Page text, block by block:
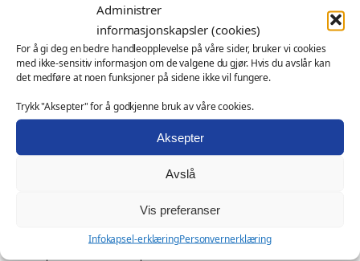
Administrer
informasjonskapsler (cookies)
For å gi deg en bedre handleopplevelse på våre sider, bruker vi cookies
med ikke-sensitiv informasjon om de valgene du gjør. Hvis du avslår kan
det medføre at noen funksjoner på sidene ikke vil fungere.
Trykk "Aksepter" for å godkjenne bruk av våre cookies.
Aksepter
Avslå
Vis preferanser
Infokapsel-erklæringPersonvernerklæring
y
D
c
a
Samlerobjekt med fart
Også velegnet som
profilprodukt for klubber, turneringer og arrangementer
messeartikkel og kampanjeprodukt
kundegave – med eller uten logo
Ønsker du profilering?
Denne modellen kan leveres med firmalogo eller
Tilleggsinformasjon